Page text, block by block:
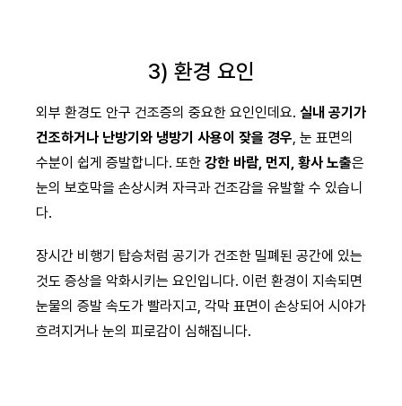
3) 환경 요인
외부 환경도 안구 건조증의 중요한 요인인데요. 실내 공기가
건조하거나 난방기와 냉방기 사용이 잦을 경우, 눈 표면의
수분이 쉽게 증발합니다. 또한 강한 바람, 먼지, 황사 노출은
눈의 보호막을 손상시켜 자극과 건조감을 유발할 수 있습니
다.
장시간 비행기 탑승처럼 공기가 건조한 밀폐된 공간에 있는
것도 증상을 악화시키는 요인입니다. 이런 환경이 지속되면
눈물의 증발 속도가 빨라지고, 각막 표면이 손상되어 시야가
흐려지거나 눈의 피로감이 심해집니다.